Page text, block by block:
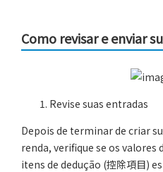
Como revisar e enviar
Revise suas entradas
Depois de terminar de criar
renda, verifique se os valores
itens de dedução (控除項目)